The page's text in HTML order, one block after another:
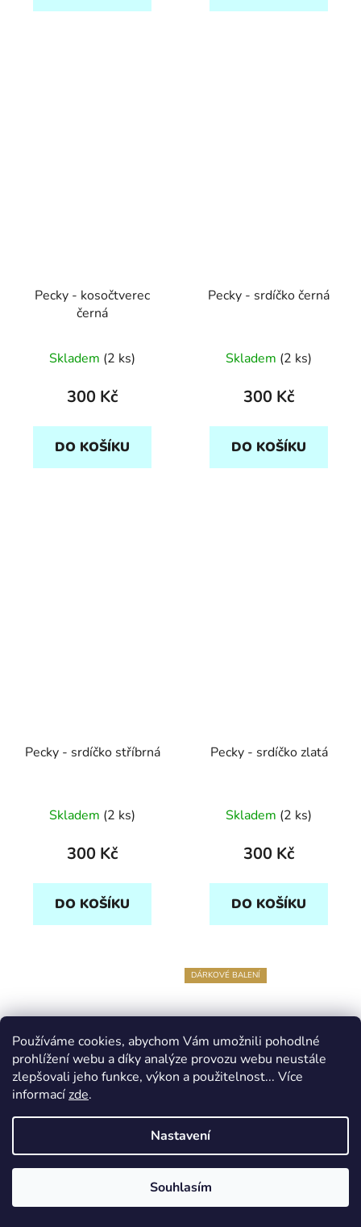
Používáme cookies, abychom Vám umožnili pohodlné
prohlížení webu a díky analýze provozu webu neustále
zlepšovali jeho funkce, výkon a použitelnost... Více
informacízde.
Nastavení
Souhlasím
Pecky - kosočtverec
černá
Skladem (2 ks)
300 Kč
DO KOŠÍKU
Pecky - srdíčko černá
Skladem (2 ks)
300 Kč
DO KOŠÍKU
Pecky - srdíčko stříbrná
Skladem (2 ks)
300 Kč
DO KOŠÍKU
Pecky - srdíčko zlatá
Skladem (2 ks)
300 Kč
DO KOŠÍKU
Pecky 1 ks - černá a
DÁRKOVÉ BALENÍ
Sada náušnic - bílá a